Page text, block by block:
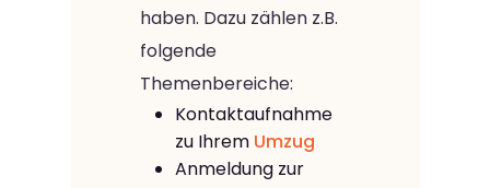
haben. Dazu zählen z.B.
folgende
Themenbereiche:
Kontaktaufnahme
zu Ihrem Umzug
Anmeldung zur